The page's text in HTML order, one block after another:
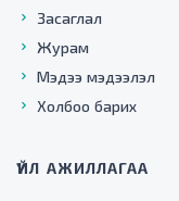
Засаглал
Журам
Мэдээ мэдээлэл
Холбоо барих
ҮЙЛ АЖИЛЛАГАА